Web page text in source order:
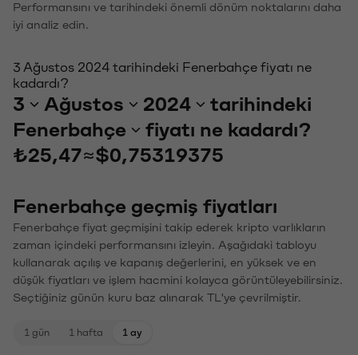
Performansını ve tarihindeki önemli dönüm noktalarını daha
iyi analiz edin.
3 Ağustos 2024 tarihindeki Fenerbahçe fiyatı ne
kadardı?
3 Ağustos 2024
tarihindeki
Fenerbahçe
fiyatı ne kadardı?
₺25,47≈$0,75319375
Fenerbahçe geçmiş fiyatları
Fenerbahçe fiyat geçmişini takip ederek kripto varlıkların
zaman içindeki performansını izleyin. Aşağıdaki tabloyu
kullanarak açılış ve kapanış değerlerini, en yüksek ve en
düşük fiyatları ve işlem hacmini kolayca görüntüleyebilirsiniz.
Seçtiğiniz günün kuru baz alınarak TL'ye çevrilmiştir.
1 gün 1 hafta 1 ay